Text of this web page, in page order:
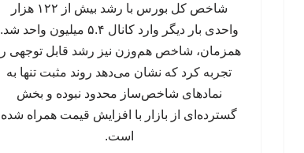
شاخص کل بورس با رشد بیش از ۱۲۲ هزار
واحدی بار دیگر وارد کانال ۵.۴ میلیون واحد شد.
همزمان، شاخص هم‌وزن نیز رشد قابل توجهی را
تجربه کرد که نشان می‌دهد روند مثبت تنها به
نمادهای شاخص‌ساز محدود نبوده و بخش
گسترده‌ای از بازار با افزایش قیمت همراه شده
است.